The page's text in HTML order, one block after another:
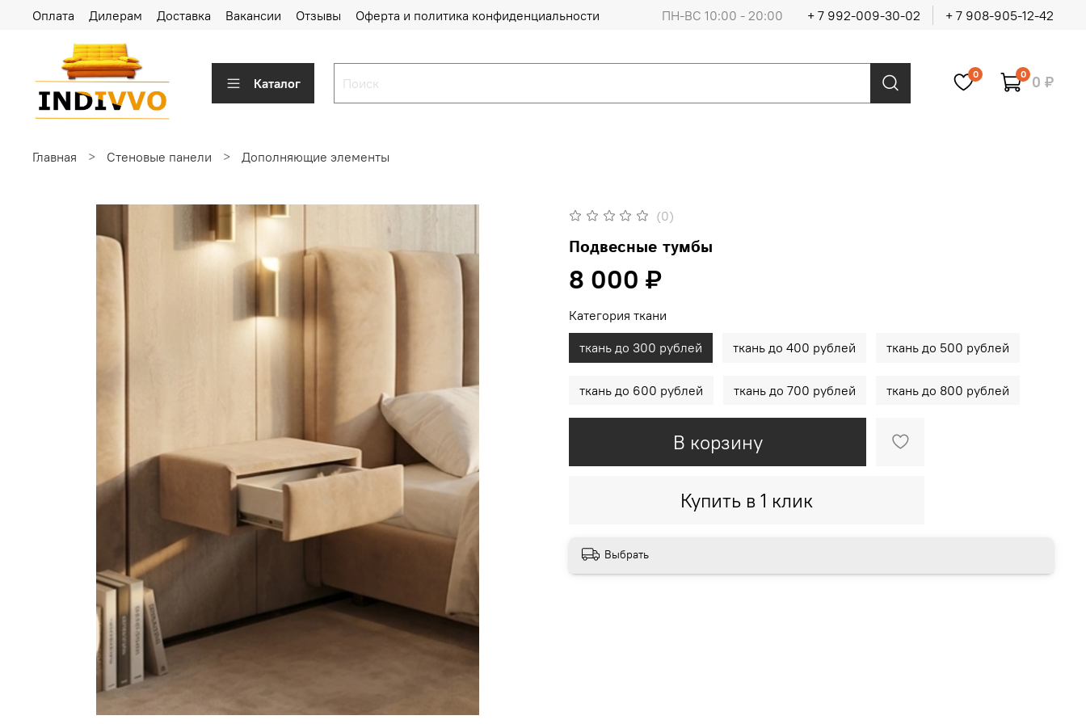
Оплата Дилерам Доставка Вакансии Отзывы Оферта и политика конфиденциальности ПН-ВС 10:00 - 20:00 + 7 992-009-30-02 + 7 908-905-12-42
Каталог
0 0 0 ₽
Главная Стеновые панели Дополняющие элементы
(0)
Подвесные тумбы
8 000 ₽
В корзину
Купить в 1 клик
Категория ткани
ткань до 300 рублей ткань до 400 рублей ткань до 500 рублей
ткань до 600 рублей ткань до 700 рублей ткань до 800 рублей
Выбрать